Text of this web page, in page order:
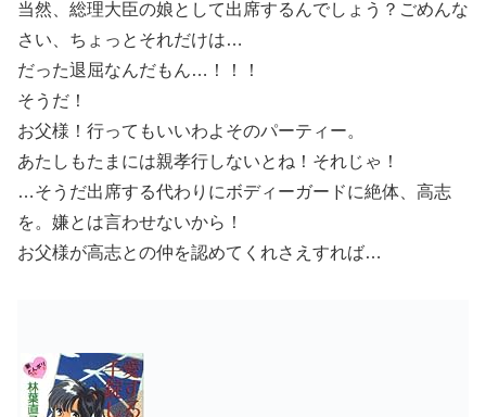
当然、総理大臣の娘として出席するんでしょう？ごめんな
さい、ちょっとそれだけは…
だった退屈なんだもん…！！！
そうだ！
お父様！行ってもいいわよそのパーティー。
あたしもたまには親孝行しないとね！それじゃ！
…そうだ出席する代わりにボディーガードに絶体、高志
を。嫌とは言わせないから！
お父様が高志との仲を認めてくれさえすれば…